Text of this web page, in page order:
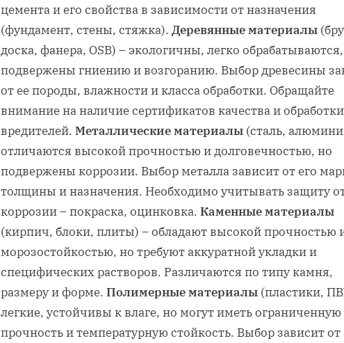
цемента и его свойства в зависимости от назначения
(фундамент‚ стены‚ стяжка). Деревянные материалы
доска‚ фанера‚ OSB) – экологичны‚ легко
подвержены гниению и возгоранию. Выбор древесины
от ее породы‚ влажности и класса обработки. Обращайте
внимание на наличие сертификатов качества и
вредителей. Металлические материалы (сталь‚
отличаются высокой прочностью и долговечностью‚ но
подвержены коррозии. Выбор металла зависит от его
толщины и назначения. Необходимо учитывать защиту
коррозии – покраска‚ оцинковка. Каменные материалы
(кирпич‚ блоки‚ плиты) – обладают высокой прочностью
морозостойкостью‚ но требуют аккуратной укладки и
специфических растворов. Различаются по типу камня‚
размеру и форме. Полимерные материалы (пластики‚
легкие‚ устойчивы к влаге‚ но могут иметь ограниченную
прочность и температурную стойкость. Выбор зависит от